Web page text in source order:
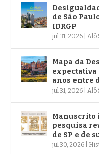
de São
IDRGP
jul 31, 2026 Alô
Mapa da
expectativa
anos entre
jul 31, 2026 Alô
Manuscrito
pesquisa
de SP e de
jul 30, 2026